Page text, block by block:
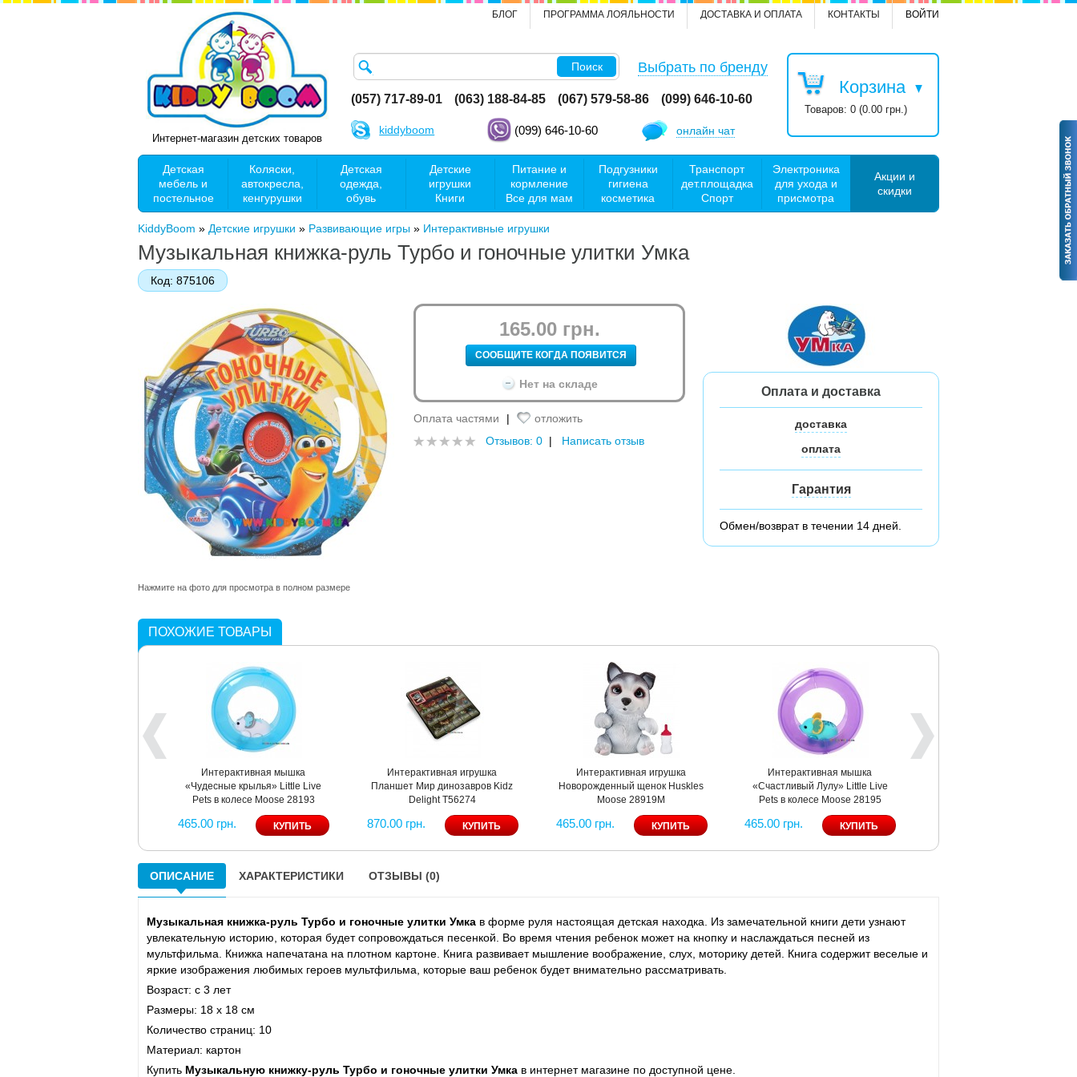
ВОЙТИ
КОНТАКТЫ
ДОСТАВКА И ОПЛАТА
ПРОГРАММА ЛОЯЛЬНОСТИ
БЛОГ
Интернет-магазин детских товаров
Поиск Выбрать по бренду
Корзина
Товаров: 0 (0.00 грн.)
(057) 717-89-01 (063) 188-84-85 (067) 579-58-86 (099) 646-10-60
kiddyboom (099) 646-10-60 онлайн чат
Детская
мебель и
постельное
Коляски,
автокресла,
кенгурушки
Детская
одежда,
обувь
Детские
игрушки
Книги
Питание и
кормление
Все для мам
Подгузники
гигиена
косметика
Транспорт
дет.площадка
Спорт
Электроника
для ухода и
присмотра
Акции и
скидки
KiddyBoom » Детские игрушки » Развивающие игры » Интерактивные игрушки
Музыкальная книжка-руль Турбо и гоночные улитки Умка
Код: 875106
Нажмите на фото для просмотра в полном размере
165.00 грн.
СООБЩИТЕ КОГДА ПОЯВИТСЯ
Нет на складе
Оплата частями |
отложить
Отзывов: 0 | Написать отзыв
Оплата и доставка
доставка
оплата
Гарантия
Обмен/возврат в течении 14 дней.
ПОХОЖИЕ ТОВАРЫ
Интерактивная мышка
«Чудесные крылья» Little Live
Pets в колесе Moose 28193
465.00 грн.
Интерактивная игрушка
Планшет Мир динозавров Kidz
Delight T56274
870.00 грн.
Интерактивная игрушка
Новорожденный щенок Huskles
Moose 28919M
465.00 грн.
Интерактивная мышка
«Счастливый Лулу» Little Live
Pets в колесе Moose 28195
465.00 грн.
ОПИСАНИЕ ХАРАКТЕРИСТИКИ ОТЗЫВЫ (0)
Музыкальная книжка-руль Турбо и гоночные улитки Умка в форме руля настоящая детская находка. Из замечательной книги дети узнают
увлекательную историю, которая будет сопровождаться песенкой. Во время чтения ребенок может на кнопку и наслаждаться песней из
мультфильма. Книжка напечатана на плотном картоне. Книга развивает мышление воображение, слух, моторику детей. Книга содержит веселые и
яркие изображения любимых героев мультфильма, которые ваш ребенок будет внимательно рассматривать.
Возраст: с 3 лет
Размеры: 18 х 18 см
Количество страниц: 10
Материал: картон
Купить Музыкальную книжку-руль Турбо и гоночные улитки Умка в интернет магазине по доступной цене.